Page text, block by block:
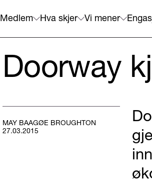
Medlem Hva skjer Vi mener
Doorway
MAY BAAGØE BROUGHTON
27.03.2015